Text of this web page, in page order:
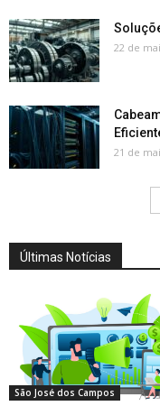
22 de
21 de
Últimas Notícias
São José dos Campos